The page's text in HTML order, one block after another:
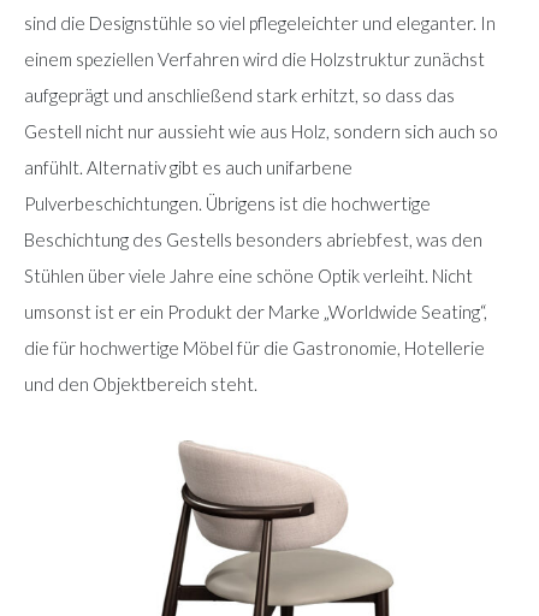
sind die Designstühle so viel pflegeleichter und eleganter. In
einem speziellen Verfahren wird die Holzstruktur zunächst
aufgeprägt und anschließend stark erhitzt, so dass das
Gestell nicht nur aussieht wie aus Holz, sondern sich auch so
anfühlt. Alternativ gibt es auch unifarbene
Pulverbeschichtungen. Übrigens ist die hochwertige
Beschichtung des Gestells besonders abriebfest, was den
Stühlen über viele Jahre eine schöne Optik verleiht. Nicht
umsonst ist er ein Produkt der Marke „Worldwide Seating“,
die für hochwertige Möbel für die Gastronomie, Hotellerie
und den Objektbereich steht.